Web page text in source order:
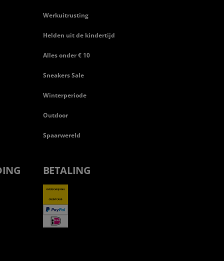
Werkuitrusting
Helden uit de kindertijd
Alles onder € 10
Sneakers Sale
Winterperiode
Outdoor
Spaarwereld
BETALING